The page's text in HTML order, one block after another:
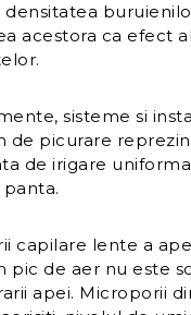
acestora ca efect
sisteme si
de picurare
de irigare
capilare lente a
pic de aer nu este
apei. Microporii